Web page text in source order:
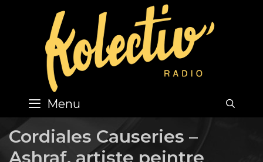
content
Menu
Cordiales Causeries –
Ashraf, artiste peintre